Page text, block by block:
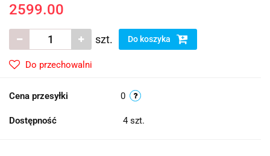
2599.00
szt. Do koszyka
Do przechowalni
Cena przesyłki 0
Dostępność 4 szt.